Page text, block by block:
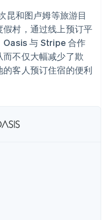
化
告
可嵌入的
加密货币
购买
和管理服
度大会
伴
昆和图卢姆等旅游目
村，通过线上预订平
Oasis 与 Stripe 合作
不仅大幅减少了欺
客人预订住宿的便利